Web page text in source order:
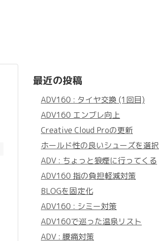
最近の投稿
ADV160 : タイヤ交換 (1回目)
ADV160 エンブレ向上
Creative Cloud Proの更新
ホールド性の良いシューズを選択
ADV : ちょっと狼煙に行ってくる
ADV160 指の負担軽減対策
BLOGを固定化
ADV160 : シミー対策
ADV160で巡った温泉リスト
ADV : 腰痛対策